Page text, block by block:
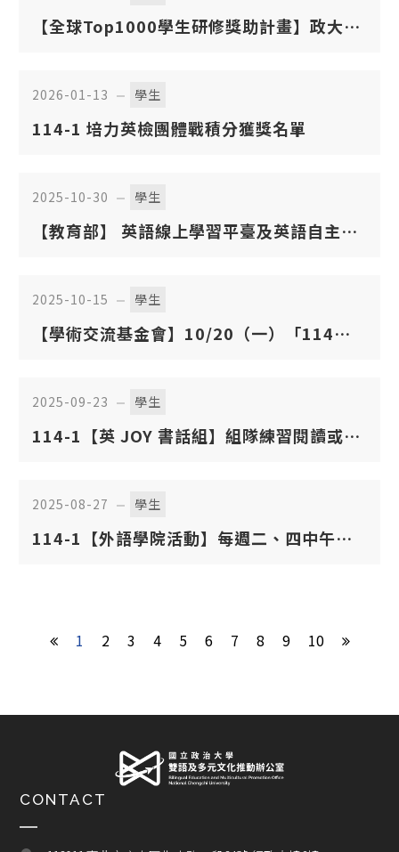
【全球Top1000學生研修獎助計畫】政大挺
2026-01-13 學生
114-1 培力英檢團體戰積分獲獎名單
2025-10-30 學生
【教育部】 英語線上學習平臺及英語自主檢
2025-10-15 學生
【學術交流基金會】10/20（一）「114學
2025-09-23 學生
114-1【英 JOY 書話組】組隊練習閱讀或口
2025-08-27 學生
114-1【外語學院活動】每週二、四中午：
1 2 3 4 5 6 7 8 9 10
CONTACT